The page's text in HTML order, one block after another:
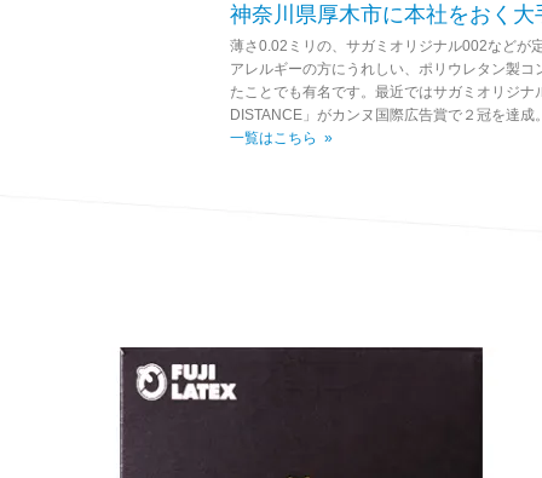
神奈川県厚木市に本社をおく大
薄さ0.02ミリの、サガミオリジナル002などが
アレルギーの方にうれしい、ポリウレタン製
たことでも有名です。最近ではサガミオリジナ
DISTANCE」がカンヌ国際広告賞で２冠を達成
一覧はこちら »